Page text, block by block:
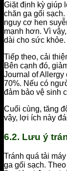
Giặt định kỳ giúp
chăn ga gối
nguy cơ hen
mạnh hơn. Vì
dài cho sức khỏe.
Tiếp theo, cải
Bên cạnh đó,
Journal of
70%. Nếu có
đảm bảo vệ sinh
Cuối cùng, tăng
vậy, lợi ích này
6.2. Lưu ý
Tránh quá tải
ga gối sạch.